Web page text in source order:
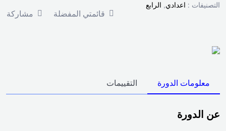
التصنيفات : اعدادي, الرابع
قائمتي المفضلة مشاركة
معلومات الدورة التقييمات
عن الدورة